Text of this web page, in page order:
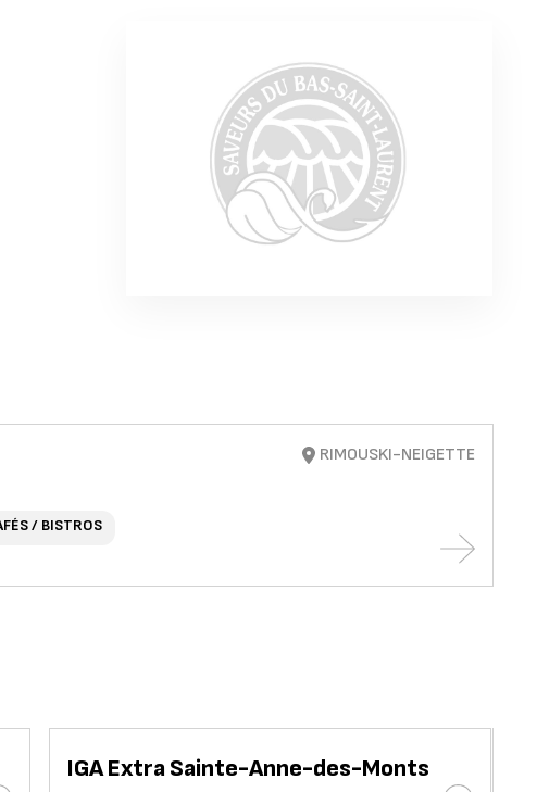
/ BISTROS
RIMOUSKI-NEIGETTE
IGA Extra Sainte-Anne-des-Monts